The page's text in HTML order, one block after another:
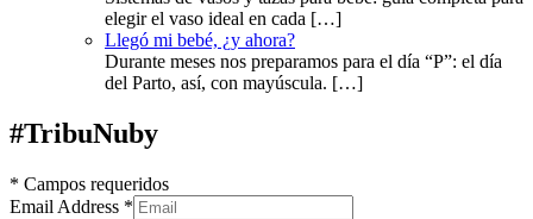
elegir el vaso ideal en cada […]
Llegó mi bebé, ¿y ahora?
Durante meses nos preparamos para el día “P”: el día
del Parto, así, con mayúscula. […]
#TribuNuby
* Campos requeridos
Email Address *